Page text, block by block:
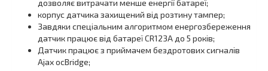
дозволяє витрачати менше енергії батареї;
корпус датчика захищений від розтину тампер;
Завдяки спеціальним алгоритмом енергозбереження
датчик працює від батареї CR123A до 5 років;
Датчик працює з приймачем бездротових сигналів
Ajax ocBridge;